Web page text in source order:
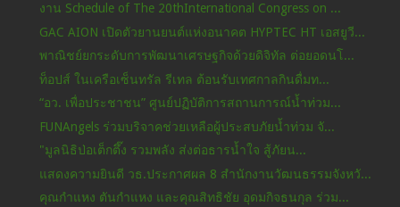
งาน Schedule of The 20thInternational Congress on ...
GAC AION เปิดตัวยานยนต์แห่งอนาคต HYPTEC HT เอสยูวี...
พาณิชย์ยกระดับการพัฒนาเศรษฐกิจด้วยดิจิทัล ต่อยอดนโ...
ท็อปส์ ในเครือเซ็นทรัล รีเทล ต้อนรับเทศกาลกินดื่มท...
“อว. เพื่อประชาชน” ศูนย์ปฏิบัติการสถานการณ์น้ำท่วม...
FUNAngels ร่วมบริจาคช่วยเหลือผู้ประสบภัยน้ำท่วม จั...
"มูลนิธิป่อเต็กตึ๊ง รวมพลัง ส่งต่อธารน้ำใจ สู้ภัยน...
แสดงความยินดี วธ.ประกาศผล 8 สำนักงานวัฒนธรรมจังหวั...
คุณกำแหง ตันกำแหง และคุณสิทธิชัย อุดมกิจธนกุล ร่วม...